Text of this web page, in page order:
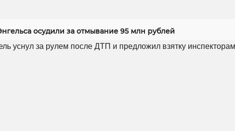
осудили за отмывание 95 млн рублей